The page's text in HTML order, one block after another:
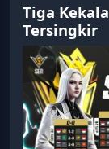
Tiga
Tersingkir